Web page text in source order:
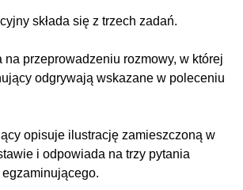
składa się z trzech zadań.
na przeprowadzeniu rozmowy, w której
odgrywają wskazane w poleceniu
opisuje ilustrację zamieszczoną w
i odpowiada na trzy pytania